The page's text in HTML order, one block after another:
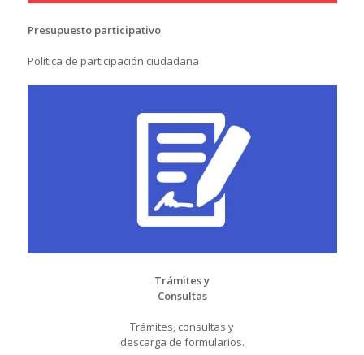
Presupuesto participativo
Política de participación ciudadana
Trámites y
Consultas
Trámites, consultas y
descarga de formularios.